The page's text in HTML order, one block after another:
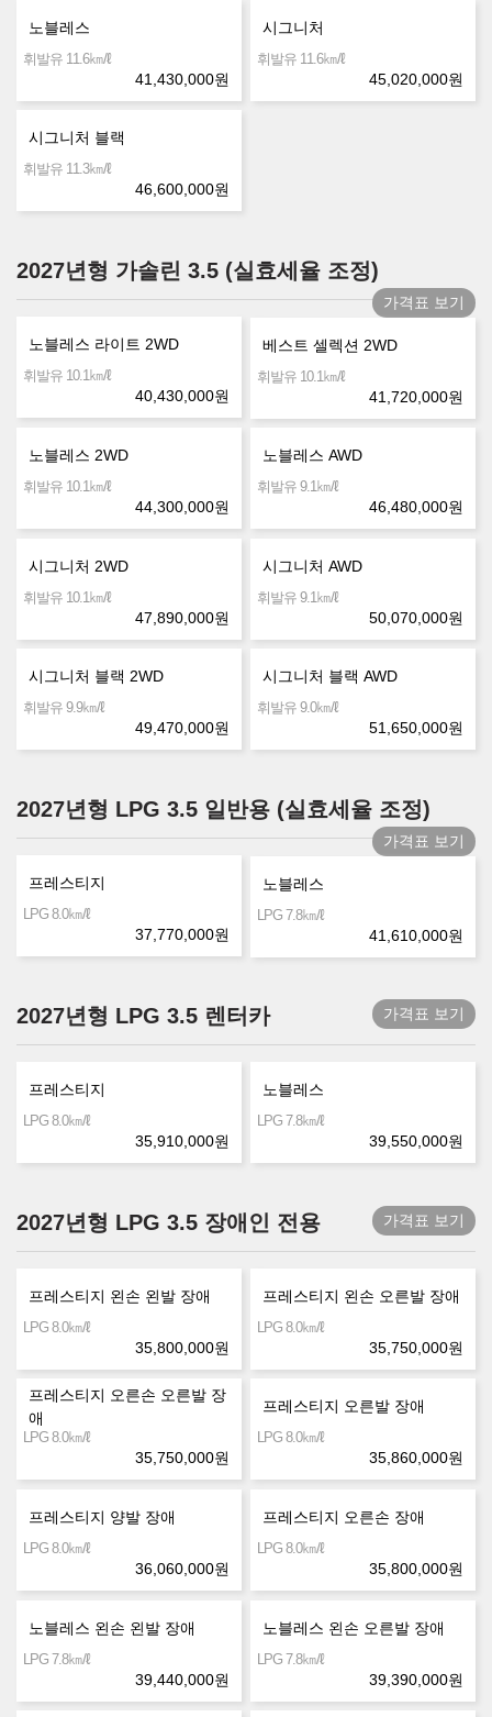
노블레스
휘발유 11.6㎞/ℓ
41,430,000원
시그니처
휘발유 11.6㎞/ℓ
45,020,000원
시그니처 블랙
휘발유 11.3㎞/ℓ
46,600,000원
2027년형 가솔린 3.5 (실효세율 조정)
가격표 보기
노블레스 라이트 2WD
휘발유 10.1 ㎞/ℓ
40,430,000원
베스트 셀렉션 2WD
휘발유 10.1 ㎞/ℓ
41,720,000원
노블레스 2WD
휘발유 10.1㎞/ℓ
44,300,000원
노블레스 AWD
휘발유 9.1㎞/ℓ
46,480,000원
시그니처 2WD
휘발유 10.1 ㎞/ℓ
47,890,000원
시그니처 AWD
휘발유 9.1 ㎞/ℓ
50,070,000원
시그니처 블랙 2WD
휘발유 9.9㎞/ℓ
49,470,000원
시그니처 블랙 AWD
휘발유 9.0㎞/ℓ
51,650,000원
2027년형 LPG 3.5 일반용 (실효세율 조정)
가격표 보기
프레스티지
LPG 8.0㎞/ℓ
37,770,000원
노블레스
LPG 7.8㎞/ℓ
41,610,000원
2027년형 LPG 3.5 렌터카 가격표 보기
프레스티지
LPG 8.0㎞/ℓ
35,910,000원
노블레스
LPG 7.8㎞/ℓ
39,550,000원
2027년형 LPG 3.5 장애인 전용 가격표 보기
프레스티지 왼손 왼발 장애
LPG 8.0㎞/ℓ
35,800,000원
프레스티지 왼손 오른발 장애
LPG 8.0㎞/ℓ
35,750,000원
프레스티지 오른손 오른발 장
애
LPG 8.0㎞/ℓ
35,750,000원
프레스티지 오른발 장애
LPG 8.0㎞/ℓ
35,860,000원
프레스티지 양발 장애
LPG 8.0㎞/ℓ
36,060,000원
프레스티지 오른손 장애
LPG 8.0㎞/ℓ
35,800,000원
노블레스 왼손 왼발 장애
LPG 7.8㎞/ℓ
39,440,000원
노블레스 왼손 오른발 장애
LPG 7.8㎞/ℓ
39,390,000원